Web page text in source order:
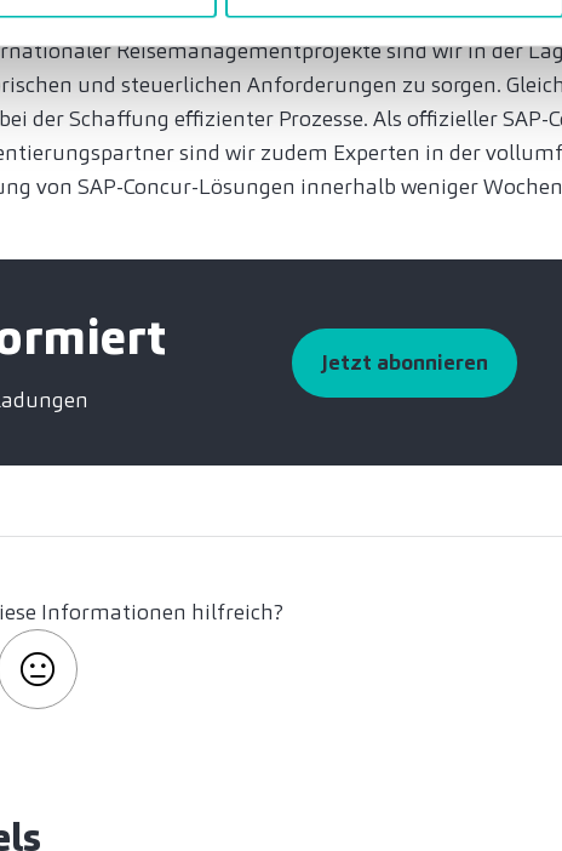
Know-how und die langjährige Expertise in der
Reisemanagementprojekte sind wir in der
und steuerlichen Anforderungen zu sorgen.
der Schaffung effizienter Prozesse. Als offizieller SAP-
sind wir zudem Experten in der
von SAP-Concur-Lösungen innerhalb weniger
Jetzt abonnieren
Informationen hilfreich?